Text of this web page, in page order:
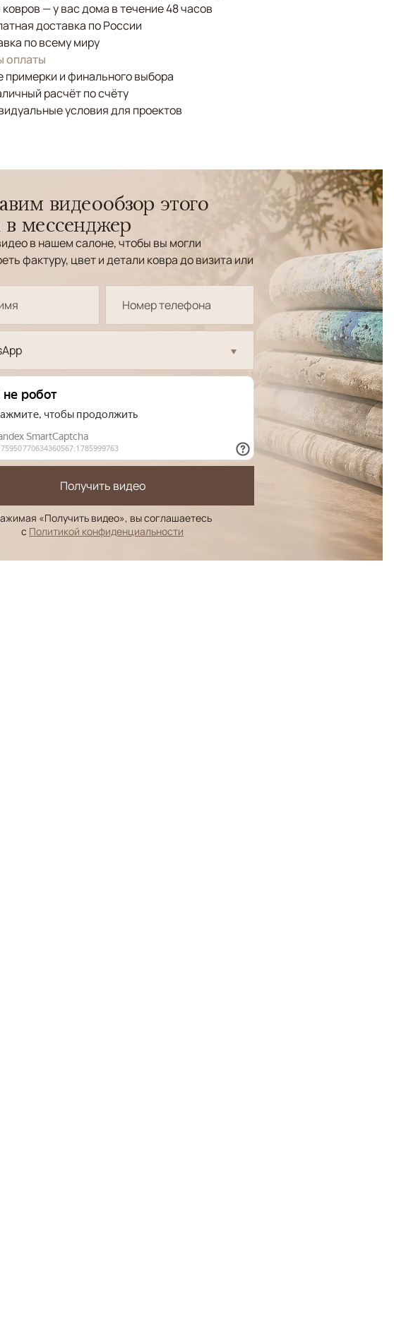
— у вас дома в течение 48 часов
доставка по России
по всему миру
оплаты
примерки и финального выбора
расчёт по счёту
условия для проектов
видеообзор этого
в мессенджер
в нашем салоне, чтобы вы могли
фактуру, цвет и детали ковра до визита или
Получить видео
«Получить видео», вы соглашаетесь
с Политикой конфиденциальности